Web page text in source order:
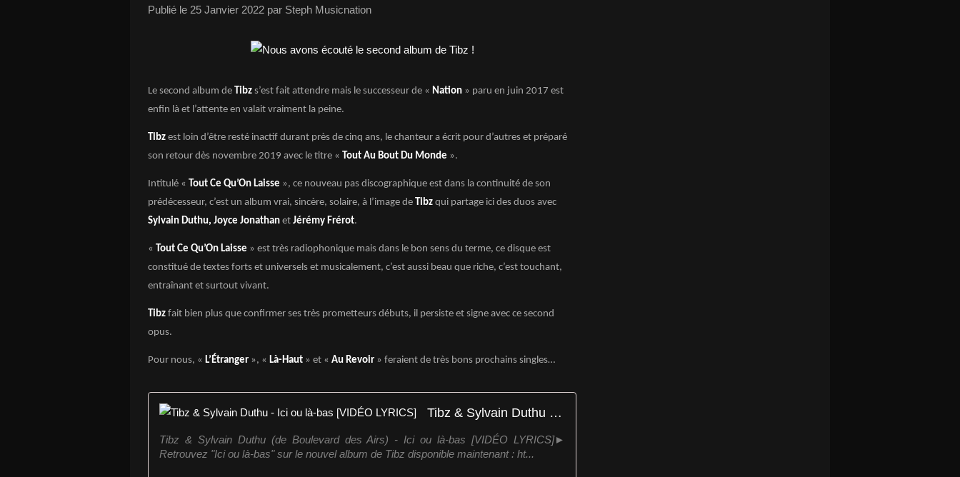
Publié le 25 Janvier 2022 par Steph Musicnation
Le second album de Tibz s’est fait attendre mais le successeur de « Nation » paru en juin 2017 est
enfin là et l’attente en valait vraiment la peine.
Tibz est loin d’être resté inactif durant près de cinq ans, le chanteur a écrit pour d’autres et préparé
son retour dès novembre 2019 avec le titre « Tout Au Bout Du Monde ».
Intitulé « Tout Ce Qu’On Laisse », ce nouveau pas discographique est dans la continuité de son
prédécesseur, c’est un album vrai, sincère, solaire, à l’image de Tibz qui partage ici des duos avec
Sylvain Duthu, Joyce Jonathan et Jérémy Frérot.
« Tout Ce Qu’On Laisse » est très radiophonique mais dans le bon sens du terme, ce disque est
constitué de textes forts et universels et musicalement, c’est aussi beau que riche, c’est touchant,
entraînant et surtout vivant.
Tibz fait bien plus que confirmer ses très prometteurs débuts, il persiste et signe avec ce second
opus.
Pour nous, « L’Étranger », « Là-Haut » et « Au Revoir » feraient de très bons prochains singles…
Tibz & Sylvain Duthu - Ici ou là-bas [VIDÉO LYRICS]
Tibz & Sylvain Duthu (de Boulevard des Airs) - Ici ou là-bas [VIDÉO LYRICS]►
Retrouvez "Ici ou là-bas" sur le nouvel album de Tibz disponible maintenant : ht...